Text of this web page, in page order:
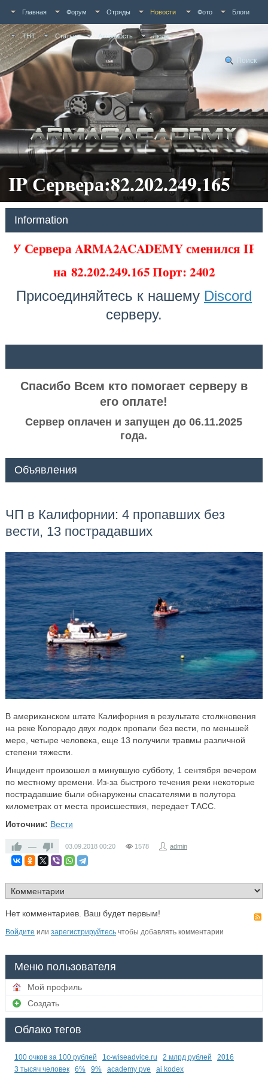
Главная Форум Отряды Новости Фото Блоги
ТНТ Статьи Активность Люди
Поиск
IP Сервера:82.202.249.165
Information
У Сервера ARMA2ACADEMY сменился IP
на82.202.249.165 Порт: 2402
Присоединяйтесь к нашему Discord
серверу.
Спасибо Всем кто помогает серверу в
его оплате!
Сервер оплачен и запущен до 06.11.2025
года.
Объявления
ЧП в Калифорнии: 4 пропавших без
вести, 13 пострадавших
В американском штате Калифорния в результате столкновения
на реке Колорадо двух лодок пропали без вести, по меньшей
мере, четыре человека, еще 13 получили травмы различной
степени тяжести.
Инцидент произошел в минувшую субботу, 1 сентября вечером
по местному времени. Из-за быстрого течения реки некоторые
пострадавшие были обнаружены спасателями в полутора
километрах от места происшествия, передает ТАСС.
Источник: Вести
— 03.09.2018 00:20 1578 admin
Нет комментариев. Ваш будет первым!
Войдите или зарегистрируйтесьчтобы добавлять комментарии
Меню пользователя
Мой профиль
Создать
Облако тегов
100 очков за 100 рублей 1c-wiseadvice.ru 2 млрд рублей
2016
3 тысяч человек
6% 9% academy pve ai kodex